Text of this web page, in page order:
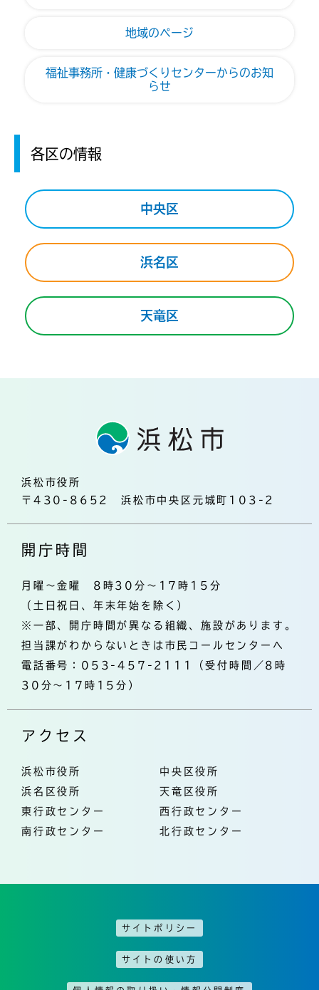
地域のページ
福祉事務所・健康づくりセンターからのお知
らせ
各区の情報
中央区
浜名区
天竜区
浜松市役所
〒430-8652 浜松市中央区元城町103-2
開庁時間
月曜～金曜 8時30分～17時15分
（土日祝日、年末年始を除く）
※一部、開庁時間が異なる組織、施設があります。
担当課がわからないときは市民コールセンターへ
電話番号：053-457-2111（受付時間／8時
30分～17時15分）
アクセス
浜松市役所
中央区役所
浜名区役所
天竜区役所
東行政センター
西行政センター
南行政センター
北行政センター
サイトポリシー
サイトの使い方